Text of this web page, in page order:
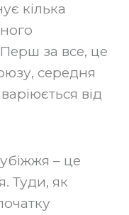
кілька
за все, це
середня
від
– це
Туди, як